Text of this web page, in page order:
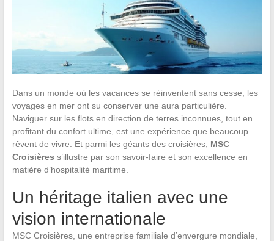
Dans un monde où les vacances se réinventent sans cesse, les
voyages en mer ont su conserver une aura particulière.
Naviguer sur les flots en direction de terres inconnues, tout en
profitant du confort ultime, est une expérience que beaucoup
rêvent de vivre. Et parmi les géants des croisières, MSC
Croisières s’illustre par son savoir-faire et son excellence en
matière d’hospitalité maritime.
Un héritage italien avec une
vision internationale
MSC Croisières, une entreprise familiale d’envergure mondiale,